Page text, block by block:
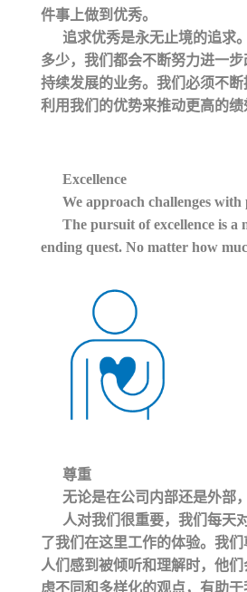
件事上做到优秀。
追求优秀是永无止境的追求
多少，我们都会不断努力进一
持续发展的业务。我们必须不
利用我们的优势来推动更高的绩
Excellence
We approach challenges
The pursuit of excellence is a
ending quest. No matter how
尊重
无论是在公司内部还是外部
人对我们很重要，我们每天
了我们在这里工作的体验。我
人们感到被倾听和理解时，他
虑不同和多样化的观点，有助